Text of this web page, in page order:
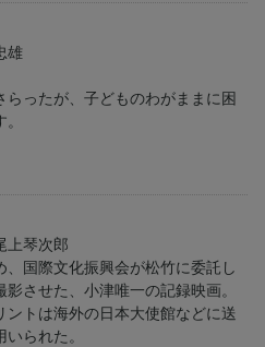
雄
ったが、子どものわがままに困
上琴次郎
、国際文化振興会が松竹に委託し
させた、小津唯一の記録映画。
ントは海外の日本大使館などに送
られた。